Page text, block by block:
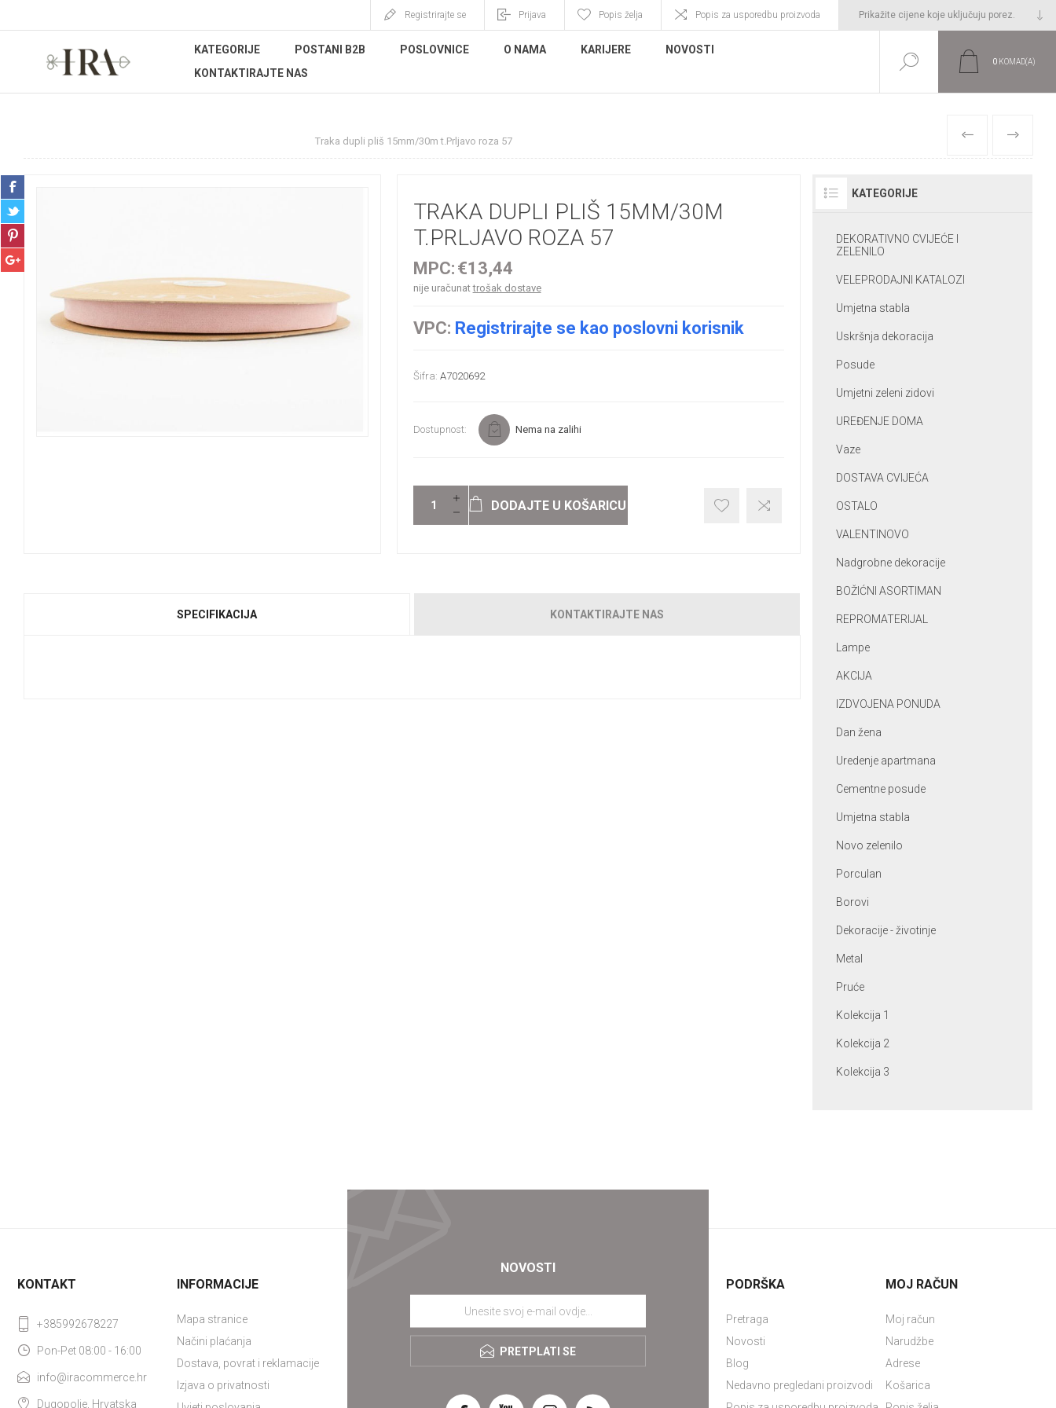
Registrirajte se Prijava Popis želja Popis za usporedbu proizvoda
KATEGORIJE POSTANI B2B POSLOVNICE O NAMA KARIJERE
NOVOSTI
KONTAKTIRAJTE NAS
0 KOMAD(A)
Traka dupli pliš 15mm/30m t.Prljavo roza 57 PRETHODNI
SLIJEDEĆI
TRAKA DUPLI PLIŠ 15MM/30M
T.PRLJAVO ROZA 57
MPC: €13,44
nije uračunattrošak dostave
VPC: Registrirajte se kao poslovni korisnik
Šifra: A7020692
Dostupnost: Nema na zalihi
DODAJTE U KOŠARICU
SPECIFIKACIJA KONTAKTIRAJTE NAS
KATEGORIJE
DEKORATIVNO CVIJEĆE I
ZELENILO
VELEPRODAJNI KATALOZI
Umjetna stabla
Uskršnja dekoracija
Posude
Umjetni zeleni zidovi
UREĐENJE DOMA
Vaze
DOSTAVA CVIJEĆA
OSTALO
VALENTINOVO
Nadgrobne dekoracije
BOŽIĆNI ASORTIMAN
REPROMATERIJAL
Lampe
AKCIJA
IZDVOJENA PONUDA
Dan žena
Uredenje apartmana
Cementne posude
Umjetna stabla
Novo zelenilo
Porculan
Borovi
Dekoracije - životinje
Metal
Pruće
Kolekcija 1
Kolekcija 2
Kolekcija 3
NOVOSTI
PRETPLATI SE
KONTAKT
+385992678227
Pon-Pet 08:00 - 16:00
info@iracommerce.hr
Dugopolje, Hrvatska
INFORMACIJE
Mapa stranice
Načini plaćanja
Dostava, povrat i reklamacije
Izjava o privatnosti
PODRŠKA
Pretraga
Novosti
Blog
Nedavno pregledani proizvodi
MOJ RAČUN
Moj račun
Narudžbe
Adrese
Košarica